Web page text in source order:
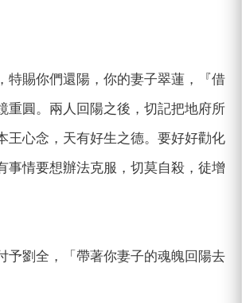
特賜你們還陽，你的妻子翠蓮，『借
重圓。兩人回陽之後，切記把地府所
王心念，天有好生之德。要好好勸化
事情要想辦法克服，切莫自殺，徒增
予劉全，「帶著你妻子的魂魄回陽去